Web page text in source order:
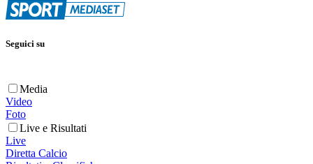
Seguici su
Media
Video
Foto
Live e Risultati
Live
Diretta Calcio